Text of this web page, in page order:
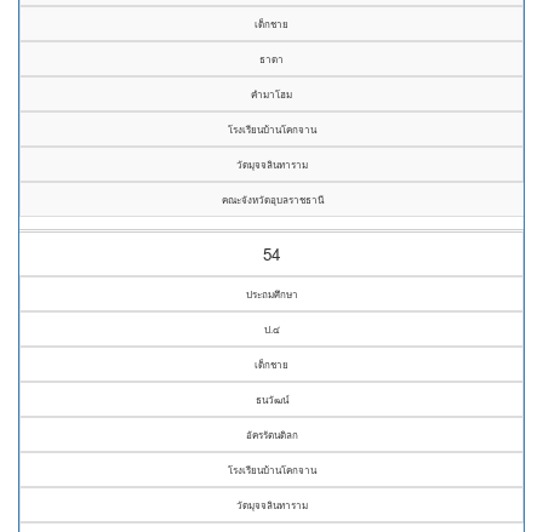
เด็กชาย
ธาดา
คำมาโฮม
โรงเรียนบ้านโคกจาน
วัดมุจจลินทาราม
คณะจังหวัดอุบลราชธานี
54
ประถมศึกษา
ป.๔
เด็กชาย
ธนวัฒน์
อัครรัตนดิลก
โรงเรียนบ้านโคกจาน
วัดมุจจลินทาราม